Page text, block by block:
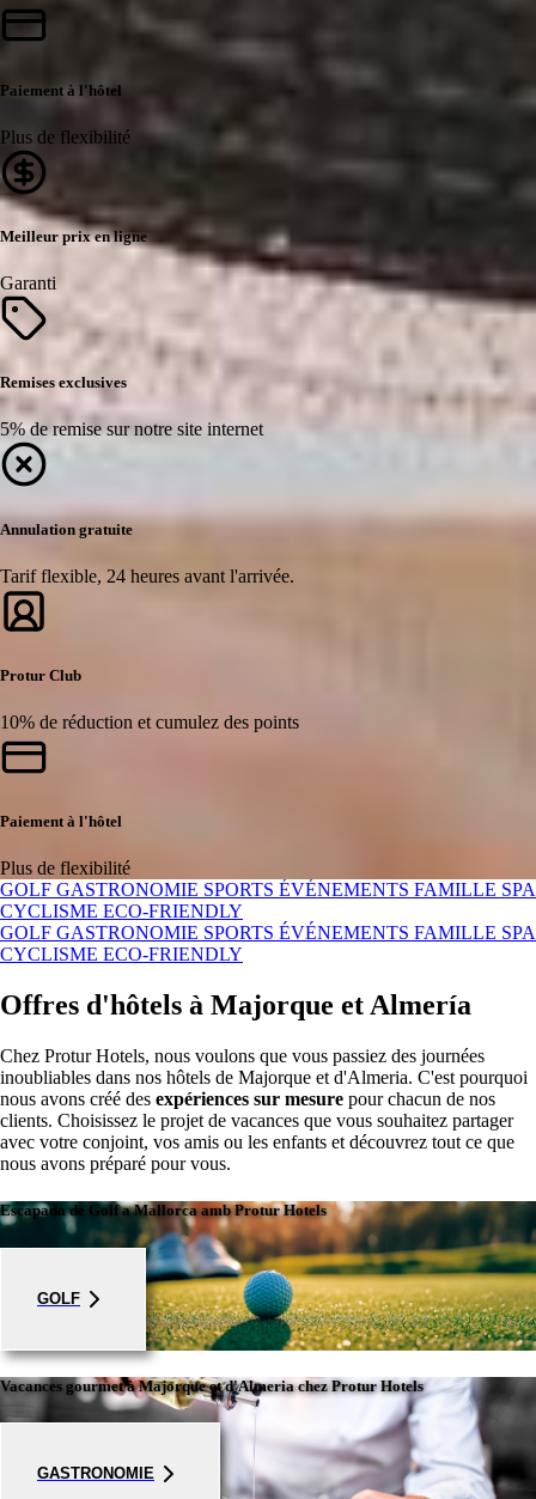
Paiement à l'hôtel
Plus de flexibilité
Meilleur prix en ligne
Garanti
Remises exclusives
5% de remise sur notre site internet
Annulation gratuite
Tarif flexible, 24 heures avant l'arrivée.
Protur Club
10% de réduction et cumulez des points
Paiement à l'hôtel
Plus de flexibilité
GOLF GASTRONOMIE SPORTS ÉVÉNEMENTS FAMILLE SPA
CYCLISME ECO-FRIENDLY
GOLF GASTRONOMIE SPORTS ÉVÉNEMENTS FAMILLE SPA
CYCLISME ECO-FRIENDLY
Offres d'hôtels à Majorque et Almería
Chez Protur Hotels, nous voulons que vous passiez des journées
inoubliables dans nos hôtels de Majorque et d'Almeria. C'est pourquoi
nous avons créé des expériences sur mesure pour chacun de nos
clients. Choisissez le projet de vacances que vous souhaitez partager
avec votre conjoint, vos amis ou les enfants et découvrez tout ce que
nous avons préparé pour vous.
Escapada de Golf a Mallorca amb Protur Hotels
GOLF
Vacances gourmet à Majorque et d'Almeria chez Protur Hotels
GASTRONOMIE